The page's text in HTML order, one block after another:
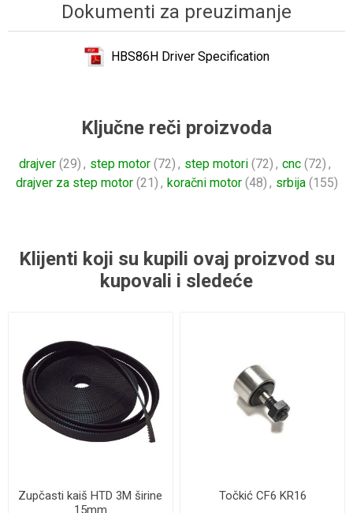
Dokumenti za preuzimanje
HBS86H Driver Specification
Ključne reči proizvoda
drajver (29) , step motor (72) , step motori (72) , cnc (72) ,
drajver za step motor (21) , koračni motor (48) , srbija (155)
Klijenti koji su kupili ovaj proizvod su
kupovali i sledeće
Zupčasti kaiš HTD 3M širine
15mm
Točkić CF6 KR16